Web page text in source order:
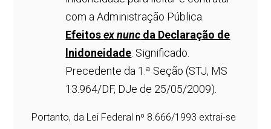
com a Administração Pública.
Efeitosex nunc da Declaração de
lnidoneidade: Significado.
Precedente da 1.ª Seção (STJ, MS
13.964/DF, DJe de 25/05/2009).
Portanto, da Lei Federal nº 8.666/1993 extrai-se